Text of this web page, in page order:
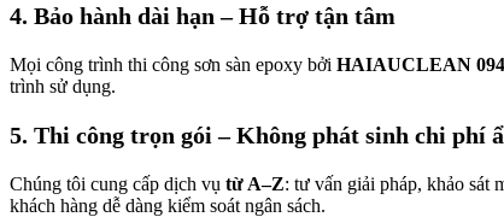
4. Bảo hành dài hạn – Hỗ trợ tận tâm
Mọi công trình thi công sơn sàn epoxy bởi HAIAUCLEAN
trình sử dụng.
5. Thi công trọn gói – Không phát sinh chi phí
Chúng tôi cung cấp dịch vụ từ A–Z: tư vấn giải pháp, khảo sát
khách hàng dễ dàng kiểm soát ngân sách.